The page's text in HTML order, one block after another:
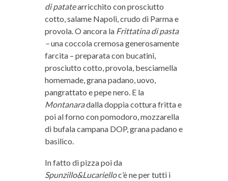
di patatearricchito con prosciutto
cotto, salame Napoli, crudo di Parma e
provola. O ancora la Frittatina di pasta
–una coccola cremosa generosamente
farcita – preparata con bucatini,
prosciutto cotto, provola, besciamella
homemade, grana padano, uovo,
pangrattato e pepe nero. E la
Montanaradalla doppia cottura fritta e
poi al forno con pomodoro, mozzarella
di bufala campana DOP, grana padano e
basilico.
In fatto di pizza poi da
Spunzillo&Lucarielloc’è ne per tutti i